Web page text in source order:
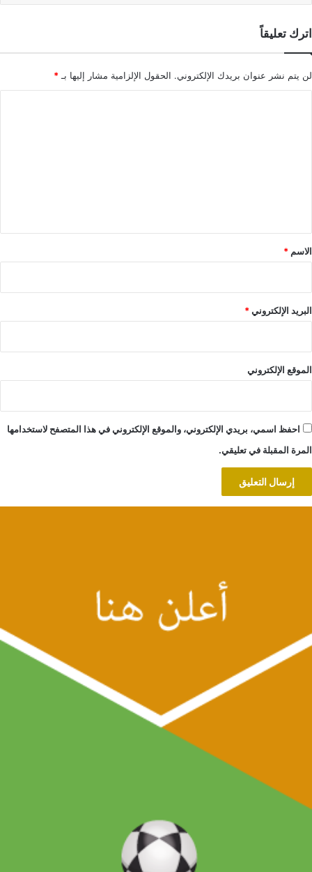
اترك تعليقاً
لن يتم نشر عنوان بريدك الإلكتروني. الحقول الإلزامية مشار إليها بـ *
*
الاسم *
البريد الإلكتروني*
الموقع الإلكتروني
احفظ اسمي، بريدي الإلكتروني، والموقع الإلكتروني في هذا المتصفح لاستخدامها
المرة المقبلة في تعليقي.